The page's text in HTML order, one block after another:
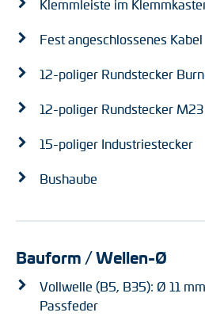
Klemmleiste im
Fest angeschlossenes Kabel
12-poliger Rundstecker
12-poliger Rundstecker M23
15-poliger Industriestecker
Bushaube
Bauform / Wellen-Ø
Vollwelle (B5, B35): Ø 11
Passfeder